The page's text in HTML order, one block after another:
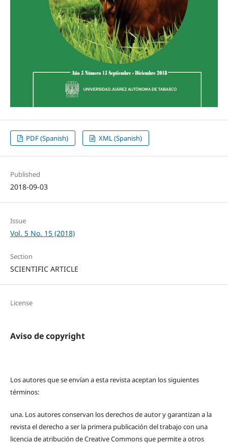
PDF (Spanish) XML (Spanish)
Published
2018-09-03
Issue
Vol. 5 No. 15 (2018)
Section
SCIENTIFIC ARTICLE
License
Aviso de copyright
Los autores que se envían a esta revista aceptan los siguientes
términos:
una. Los autores conservan los derechos de autor y garantizan a la
revista el derecho a ser la primera publicación del trabajo con una
licencia de atribución de Creative Commons que permite a otros